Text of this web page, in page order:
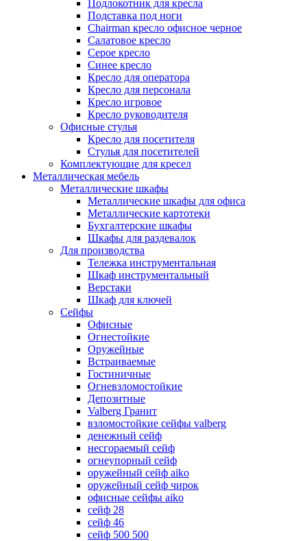
Подлокотник для кресла
Подставка под ноги
Сhairman кресло офисное черное
Салатовое кресло
Серое кресло
Синее кресло
Кресло для оператора
Кресло для персонала
Кресло игровое
Кресло руководителя
Офисные стулья
Кресло для посетителя
Стулья для посетителей
Комплектующие для кресел
Металлическая мебель
Металлические шкафы
Металлические шкафы для офиса
Металлические картотеки
Бухгалтерские шкафы
Шкафы для раздевалок
Для производства
Тележка инструментальная
Шкаф инструментальный
Верстаки
Шкаф для ключей
Сейфы
Офисные
Огнестойкие
Оружейные
Встраиваемые
Гостиничные
Огневзломостойкие
Депозитные
Valberg Гранит
взломостойкие сейфы valberg
денежный сейф
несгораемый сейф
огнеупорный сейф
оружейный сейф aiko
оружейный сейф чирок
офисные сейфы aiko
сейф 28
сейф 46
сейф 500 500